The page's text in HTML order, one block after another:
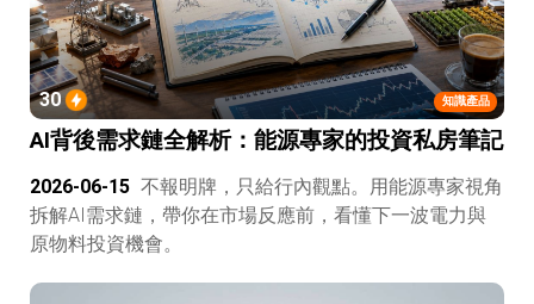
知識產品
30
AI背後需求鏈全解析：能源專家的投資私房筆記
2026-06-15 不報明牌，只給行內觀點。用能源專家視角
拆解AI需求鏈，帶你在市場反應前，看懂下一波電力與
原物料投資機會。